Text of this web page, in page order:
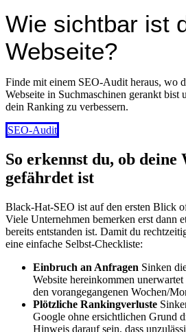
Wie sichtbar ist
Webseite?
Finde mit einem SEO-Audit heraus, wo
Webseite in Suchmaschinen gerankt bist
dein Ranking zu verbessern.
SEO-Audit
So erkennst du, ob deine
gefährdet ist
Black-Hat-SEO ist auf den ersten Blick
Viele Unternehmen bemerken erst dann
bereits entstanden ist. Damit du
eine einfache Selbst-Checkliste:
Einbruch an Anfragen Sinken
Website hereinkommen
den vorangegangenen Wochen/
Plötzliche Rankingverluste
Google ohne ersichtlichen Grund
Hinweis darauf sein, dass